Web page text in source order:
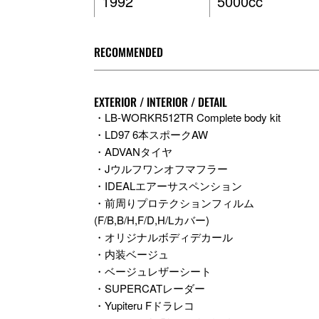
RECOMMENDED
EXTERIOR / INTERIOR / DETAIL
・LB-WORKR512TR Complete body kit
・LD97 6本スポークAW
・ADVANタイヤ
・Jウルフワンオフマフラー
・IDEALエアーサスペンション
・前周りプロテクションフィルム
(F/B,B/H,F/D,H/Lカバー)
・オリジナルボディデカール
・内装ベージュ
・ベージュレザーシート
・SUPERCATレーダー
・Yupiteru Fドラレコ